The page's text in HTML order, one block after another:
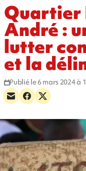
Quartier
André :
lutter
et la
Publié le 6 mars 2024 à